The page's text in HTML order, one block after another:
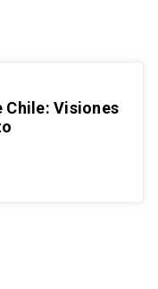
Chile: Visiones